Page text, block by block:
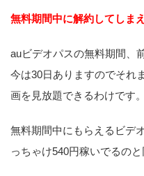
無料期間中に解約してしま
auビデオパスの無料期間、
今は30日ありますのでそれ
画を見放題できるわけです。
無料期間中にもらえるビデ
っちゃけ540円稼いでるのと